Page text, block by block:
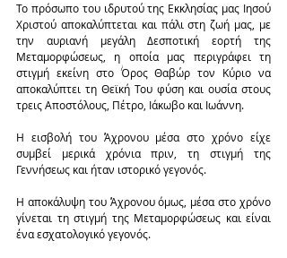
Το πρόσωπο του ιδρυτού της Εκκλησίας μας Ιησού
Χριστού αποκαλύπτεται και πάλι στη ζωή μας, με
την αυριανή μεγάλη Δεσποτική εορτή της
Μεταμορφώσεως, η οποία μας περιγράφει τη
στιγμή εκείνη στο Όρος Θαβώρ τον Κύριο να
αποκαλύπτει τη Θεϊκή Του φύση και ουσία στους
τρεις Αποστόλους, Πέτρο, Ιάκωβο και Ιωάννη.
Η εισβολή του Άχρονου μέσα στο χρόνο είχε
συμβεί μερικά χρόνια πριν, τη στιγμή της
Γεννήσεως και ήταν ιστορικό γεγονός.
Η αποκάλυψη του Άχρονου όμως, μέσα στο χρόνο
γίνεται τη στιγμή της Μεταμορφώσεως και είναι
ένα εσχατολογικό γεγονός.